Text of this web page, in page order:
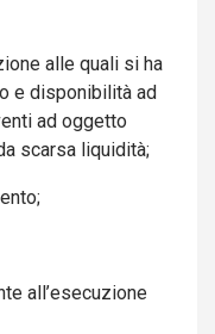
alle quali si ha
e disponibilità ad
ad oggetto
scarsa liquidità;
all’esecuzione